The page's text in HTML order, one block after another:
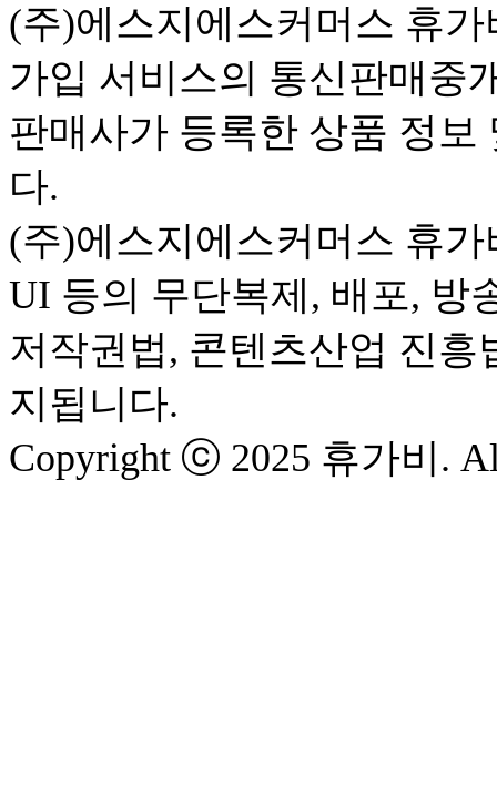
(주)에스지에스커머스 휴
가입 서비스의 통신판매중
판매사가 등록한 상품 정
다.
(주)에스지에스커머스 휴
UI 등의 무단복제, 배포, 방
저작권법, 콘텐츠산업 진
지됩니다.
Copyright ⓒ 2025 휴가비.